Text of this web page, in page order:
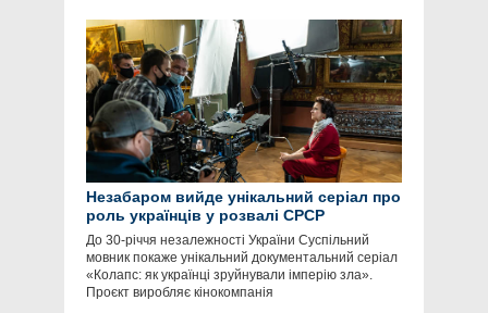
Незабаром вийде унікальний серіал про
роль українців у розвалі СРСР
До 30-річчя незалежності України Суспільний
мовник покаже унікальний документальний серіал
«Колапс: як українці зруйнували імперію зла».
Проєкт виробляє кінокомпанія